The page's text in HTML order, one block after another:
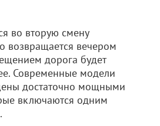
во вторую смену
возвращается вечером
дорога будет
Современные модели
достаточно мощными
включаются одним